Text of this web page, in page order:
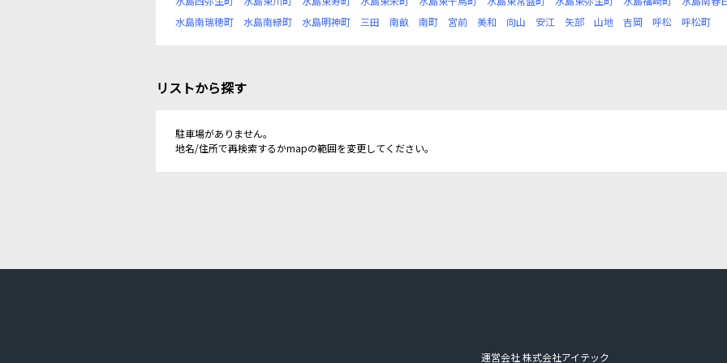
水島南瑞穂町
水島南緑町 水島明神町 三田 南畝 南町 宮前 美和 向山 安江 矢部 山地 吉岡 呼松 呼松町
リストから探す
駐車場がありません。
地名/住所で再検索するかmapの範囲を変更してください。
運営会社 株式会社アイテック